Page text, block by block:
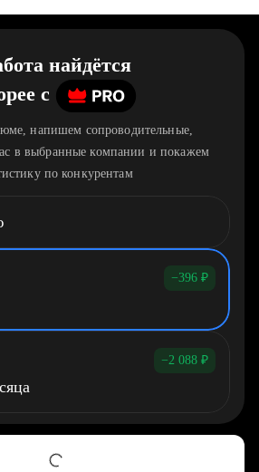
найдётся
c
напишем сопроводительные,
в выбранные компании и покажем
по конкурентам
−396 ₽
−2 088 ₽